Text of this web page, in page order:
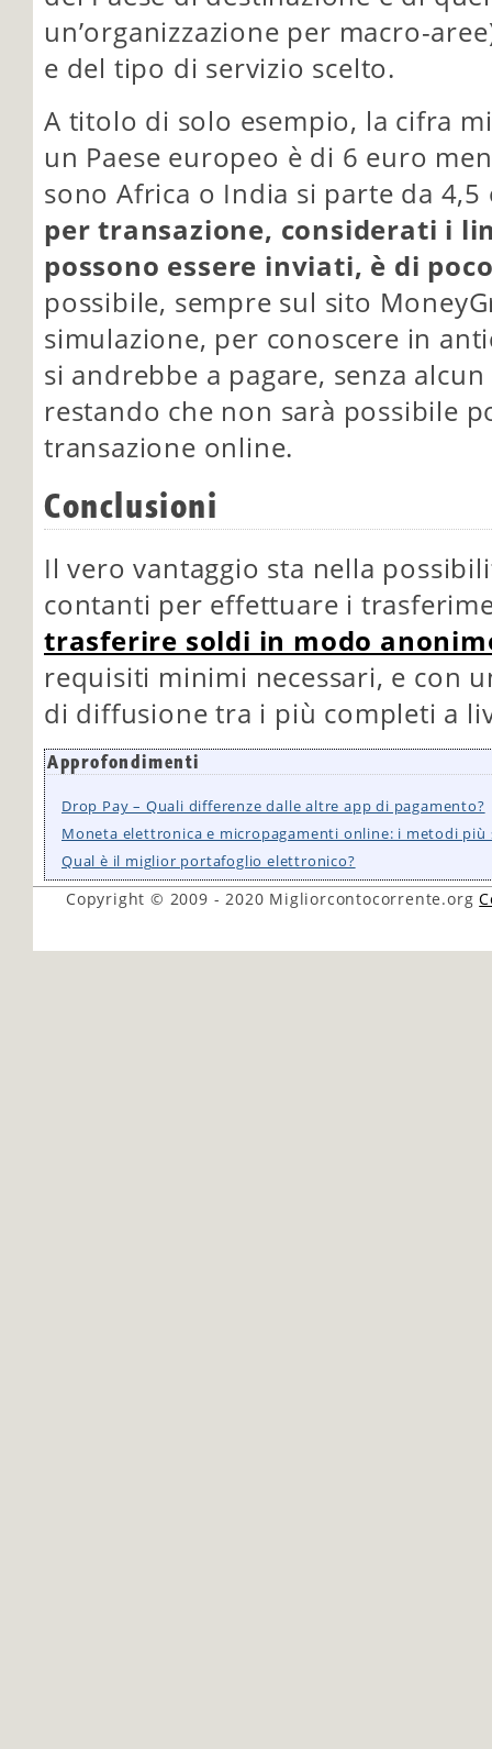
un’organizzazione per macro-
e del tipo di servizio scelto.
A titolo di solo esempio, la cifra
un Paese europeo è di 6 euro
sono Africa o India si parte da
per transazione, considerati i
possono essere inviati, è di
possibile, sempre sul sito
simulazione, per conoscere in
si andrebbe a pagare, senza
restando che non sarà possibile
transazione online.
Conclusioni
Il vero vantaggio sta nella
contanti per effettuare i
trasferire soldi in modo
requisiti minimi necessari, e con
di diffusione tra i più completi a
Approfondimenti
Drop Pay – Quali differenze dalle altre app di pagamento?
Moneta elettronica e micropagamenti online: i metodi più
Qual è il miglior portafoglio elettronico?
Copyright © 2009 - 2020 Migliorcontocorrente.org